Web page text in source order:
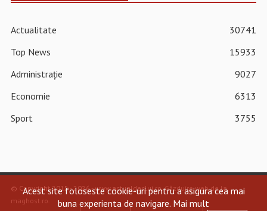
Actualitate
30741
Top News
15933
Administrație
9027
Economie
6313
Sport
3755
© Copyright 2015 - 2026 - www.actualdecluj.ro.Găzduire web de la
maghost.ro.
Acest site foloseste cookie-uri pentru a asigura cea mai
buna experienta de navigare. Mai mult